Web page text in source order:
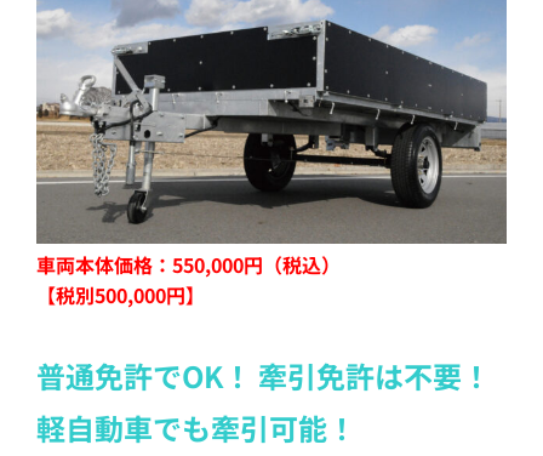
車両本体価格：550,000円（税込）
【税別500,000円】
普通免許でOK！ 牽引免許は不要！
軽自動車でも牽引可能！